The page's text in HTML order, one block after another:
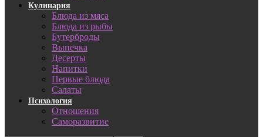
Кулинария
Блюда из мяса
Блюда из рыбы
Бутерброды
Выпечка
Десерты
Напитки
Первые блюда
Салаты
Психология
Отношения
Саморазвитие